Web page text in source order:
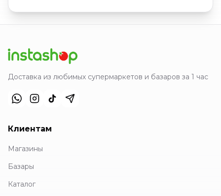
Доставка из любимых супермаркетов и базаров за 1 час
Клиентам
Магазины
Базары
Каталог